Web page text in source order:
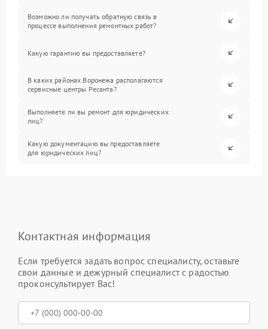
Возможно ли получать обратную связь в
процессе выполнения ремонтных работ?
Какую гарантию вы предоставляете?
В каких районах Воронежа располагаются
сервисные центры Ресанта?
Выполняете ли вы ремонт для юридических
лиц?
Какую документацию вы предоставляете
для юридических лиц?
Контактная информация
Если требуется задать вопрос специалисту, оставьте
свои данные и дежурный специалист с радостью
проконсультирует Вас!